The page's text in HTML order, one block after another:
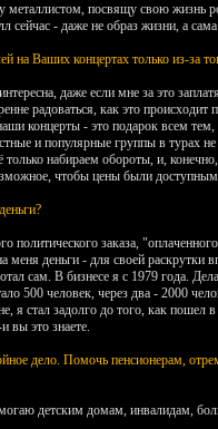
металлистом, посвящу свою
сейчас - даже не образ жизни, а
на Ваших концертах только из-за
даже если мне за это
радоваться, как это
концерты - это подарок всем
и популярные группы в турах
набираем обороты, и,
чтобы цены были
заказа,
меня деньги - для своей
сам. В бизнесе я с 1979 года.
500 человек, через два - 2000
я стал задолго до того, как
вы это знаете.
дело. Помочь пенсионерам,
детским домам, инвалидам,